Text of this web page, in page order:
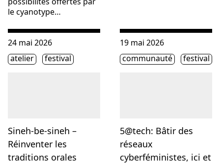
le cyanotype…
Sineh-be-sineh –
Réinventer les
traditions orales
Consulter « Sineh-be-sineh – Réinventer les traditions
24 mai 2026
Étiquette(s)
atelier festival
5@tech: Bâtir des
réseaux
cyberféministes, ici et
Consulter « 5@tech: Bâtir
19 mai 2026
Étiquette(s)
communauté festival